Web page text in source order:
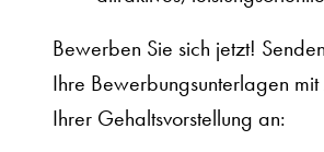
Bewerben Sie sich jetzt!
Ihre Bewerbungsunterlagen
Ihrer Gehaltsvorstellung an: